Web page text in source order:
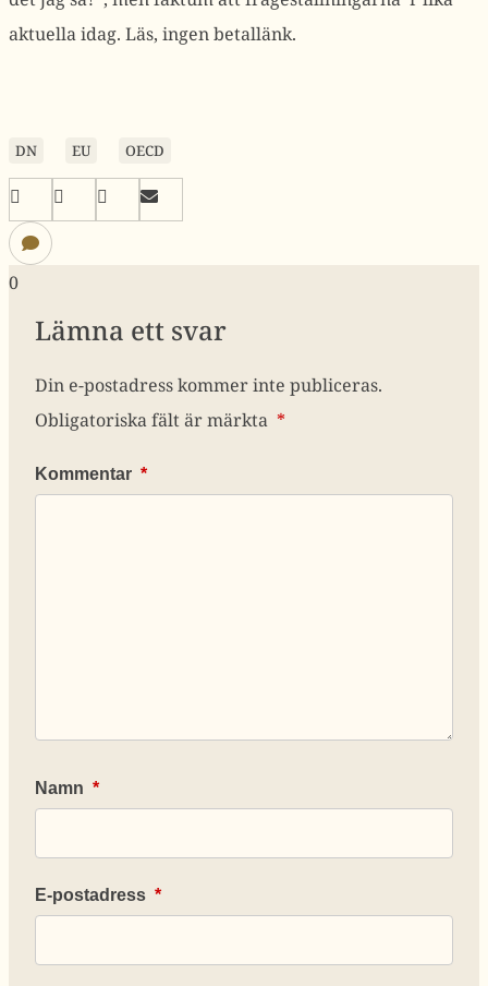
aktuella idag. Läs, ingen betallänk.
DN EU OECD
0
Lämna ett svar
Din e-postadress kommer inte publiceras.
Obligatoriska fält är märkta *
Kommentar *
Namn *
E-postadress *